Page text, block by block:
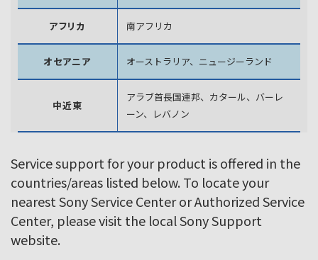
アフリカ 南アフリカ
オセアニア オーストラリア、ニュージーランド
中近東
アラブ首長国連邦、カタール、バーレ
ーン、レバノン
Service support for your product is offered in the
countries/areas listed below. To locate your
nearest Sony Service Center or Authorized Service
Center, please visit the local Sony Support
website.